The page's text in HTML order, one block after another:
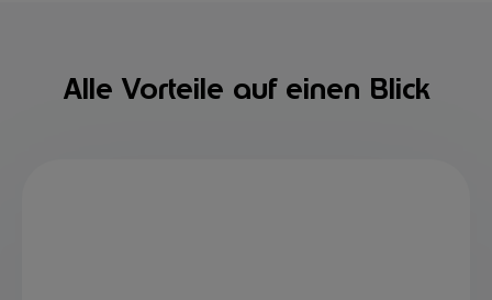
Alle Vorteile auf einen Blick